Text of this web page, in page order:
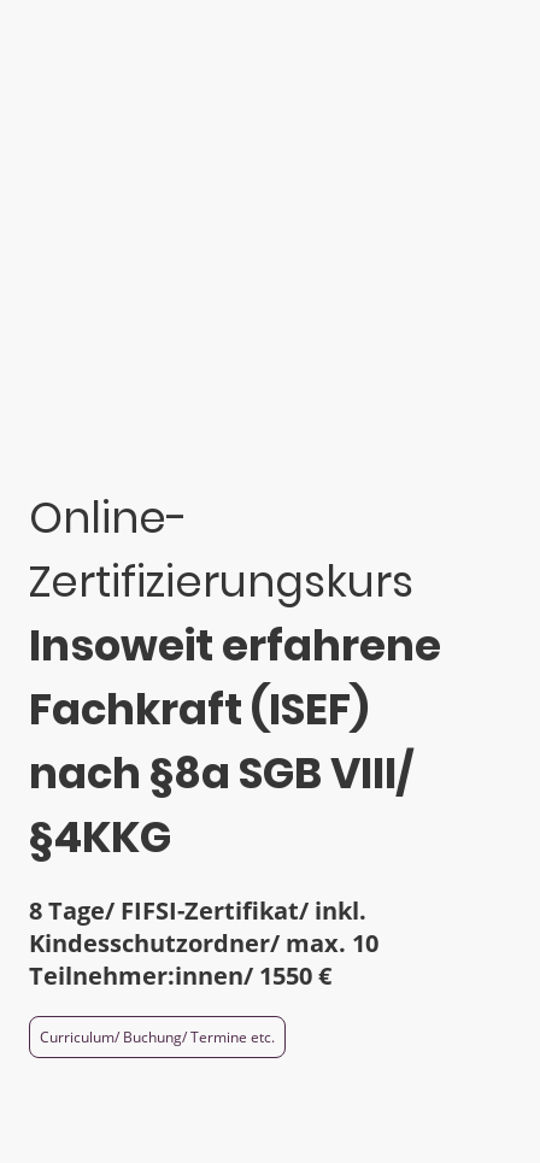
Online-
Zertifizierungskurs
Insoweit erfahrene
Fachkraft (ISEF)
nach §8a SGB VIII/
§4KKG
8 Tage/ FIFSI-Zertifikat/ inkl.
Kindesschutzordner/ max. 10
Teilnehmer:innen/ 1550 €
Curriculum/ Buchung/ Termine etc.